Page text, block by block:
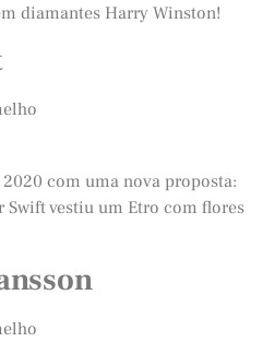
diamantes Harry Winston!
com uma nova proposta:
Swift vestiu um Etro com flores